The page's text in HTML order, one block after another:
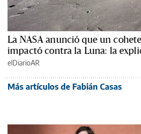
La NASA anunció que un
impactó contra la Luna: la
elDiarioAR
Más artículos de Fabián Casas